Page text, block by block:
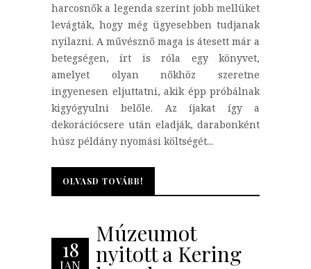
harcosnők a legenda szerint jobb mellüket
levágták, hogy még ügyesebben tudjanak
nyilazni. A művésznő maga is átesett már a
betegségen, írt is róla egy könyvet,
amelyet olyan nőkhöz szeretne
ingyenesen eljuttatni, akik épp próbálnak
kigyógyulni belőle. Az íjakat így a
dekorációcsere után eladják, darabonként
húsz példány nyomási költségét...
OLVASD TOVÁBB!
OLVASD TOVÁBB!
18
JAN
Múzeumot
nyitott a Kering